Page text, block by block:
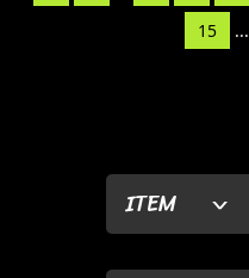
ITEM
15
...